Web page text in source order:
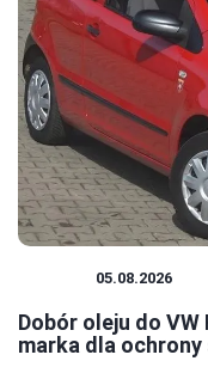
05.08.2026
Dobór oleju do
marka dla ochrony